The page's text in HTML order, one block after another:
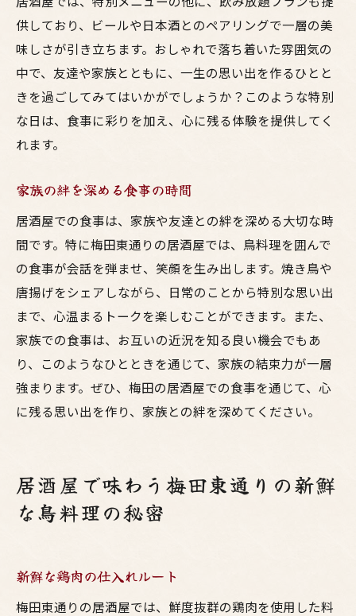
供しており、ビールや日本酒とのペアリングで一層の美
味しさが引き立ちます。おしゃれで落ち着いた雰囲気の
中で、友達や家族とともに、一生の思い出を作るひとと
きを過ごしてみてはいかがでしょうか？このような特別
な日は、食事に彩りを加え、心に残る体験を提供してく
れます。
家族の絆を深める食事の時間
居酒屋での食事は、家族や友達との絆を深める大切な時
間です。特に梅田東通りの居酒屋では、鳥料理を囲んで
の食事が会話を弾ませ、笑顔を生み出します。焼き鳥や
唐揚げをシェアしながら、日常のことから特別な思い出
まで、心温まるトークを楽しむことができます。また、
家族での食事は、お互いの近況を知る良い機会でもあ
り、このようなひとときを通じて、家族の結束力が一層
強まります。ぜひ、梅田の居酒屋での食事を通じて、心
に残る思い出を作り、家族との絆を深めてください。
居酒屋で味わう梅田東通りの新鮮
な鳥料理の秘密
新鮮な鶏肉の仕入れルート
梅田東通りの居酒屋では、鮮度抜群の鶏肉を使用した料